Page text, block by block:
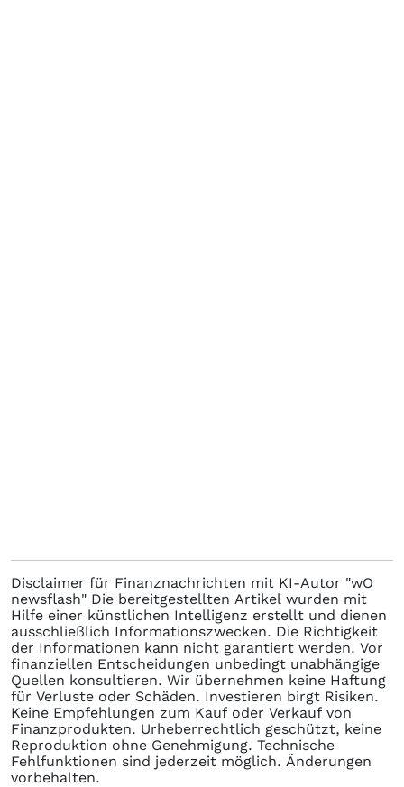
Disclaimer für Finanznachrichten mit KI-Autor "wO
newsflash" Die bereitgestellten Artikel wurden mit
Hilfe einer künstlichen Intelligenz erstellt und dienen
ausschließlich Informationszwecken. Die Richtigkeit
der Informationen kann nicht garantiert werden. Vor
finanziellen Entscheidungen unbedingt unabhängige
Quellen konsultieren. Wir übernehmen keine Haftung
für Verluste oder Schäden. Investieren birgt Risiken.
Keine Empfehlungen zum Kauf oder Verkauf von
Finanzprodukten. Urheberrechtlich geschützt, keine
Reproduktion ohne Genehmigung. Technische
Fehlfunktionen sind jederzeit möglich. Änderungen
vorbehalten.